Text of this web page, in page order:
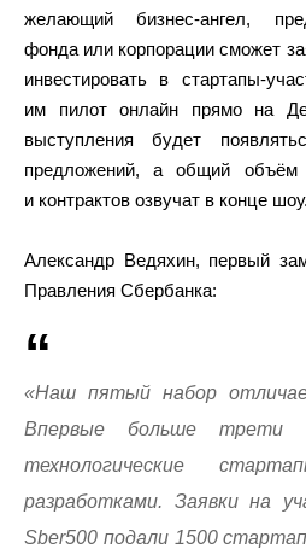
желающий бизнес-ангел,
фонда или корпорации сможет
инвестировать в стартапы-
им пилот онлайн прямо на
выступления будет
предложений, а общий объём
и контрактов озвучат в конце шоу.
Александр Ведяхин, первый
Правления Сбербанка:
«Наш пятый набор
Впервые больше трети
технологические
разработками. Заявки на
Sber500 подали 1500